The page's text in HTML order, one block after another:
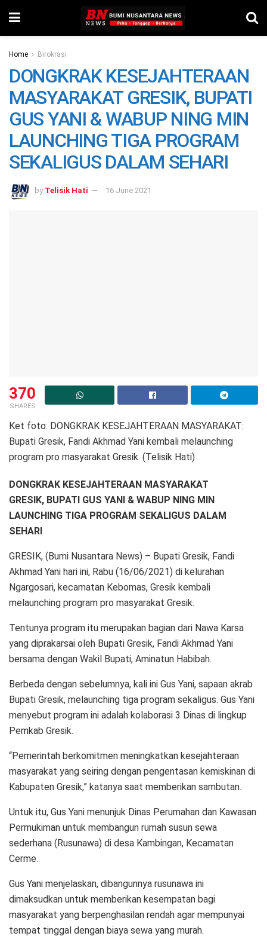
Home Birokrasi
DONGKRAK KESEJAHTERAAN
MASYARAKAT GRESIK, BUPATI
GUS YANI & WABUP NING MIN
LAUNCHING TIGA PROGRAM
SEKALIGUS DALAM SEHARI
by Telisik Hati 16 June 2021
370
SHARES
Ket foto: DONGKRAK KESEJAHTERAAN MASYARAKAT:
Bupati Gresik, Fandi Akhmad Yani kembali melaunching
program pro masyarakat Gresik. (Telisik Hati)
DONGKRAK KESEJAHTERAAN MASYARAKAT
GRESIK, BUPATI GUS YANI & WABUP NING MIN
LAUNCHING TIGA PROGRAM SEKALIGUS DALAM
SEHARI
GRESIK, (Bumi Nusantara News) – Bupati Gresik, Fandi
Akhmad Yani hari ini, Rabu (16/06/2021) di kelurahan
Ngargosari, kecamatan Kebomas, Gresik kembali
melaunching program pro masyarakat Gresik.
Tentunya program itu merupakan bagian dari Nawa Karsa
yang diprakarsai oleh Bupati Gresik, Fandi Akhmad Yani
bersama dengan Wakil Bupati, Aminatun Habibah.
Berbeda dengan sebelumnya, kali ini Gus Yani, sapaan akrab
Bupati Gresik, melaunching tiga program sekaligus. Gus Yani
menyebut program ini adalah kolaborasi 3 Dinas di lingkup
Pemkab Gresik.
“Pemerintah berkomitmen meningkatkan kesejahteraan
masyarakat yang seiring dengan pengentasan kemiskinan di
Kabupaten Gresik,” katanya saat memberikan sambutan.
Untuk itu, Gus Yani menunjuk Dinas Perumahan dan Kawasan
Permukiman untuk membangun rumah susun sewa
sederhana (Rusunawa) di desa Kambingan, Kecamatan
Cerme.
Gus Yani menjelaskan, dibangunnya rusunawa ini
dimaksudkan untuk memberikan kesempatan bagi
masyarakat yang berpenghasilan rendah agar mempunyai
tempat tinggal dengan biaya sewa yang murah.